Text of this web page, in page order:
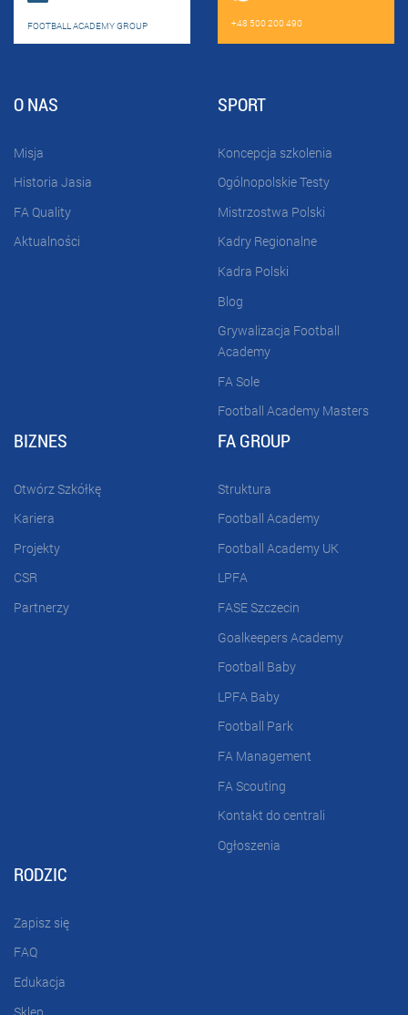
FOOTBALL ACADEMY GROUP +48 500 200 490
O NAS
Misja
Historia Jasia
FA Quality
Aktualności
SPORT
Koncepcja szkolenia
Ogólnopolskie Testy
Mistrzostwa Polski
Kadry Regionalne
Kadra Polski
Blog
Grywalizacja Football
Academy
FA Sole
Football Academy Masters
BIZNES
Otwórz Szkółkę
Kariera
Projekty
CSR
Partnerzy
FA GROUP
Struktura
Football Academy
Football Academy UK
LPFA
FASE Szczecin
Goalkeepers Academy
Football Baby
LPFA Baby
Football Park
FA Management
FA Scouting
Kontakt do centrali
Ogłoszenia
RODZIC
Zapisz się
FAQ
Edukacja
Sklep